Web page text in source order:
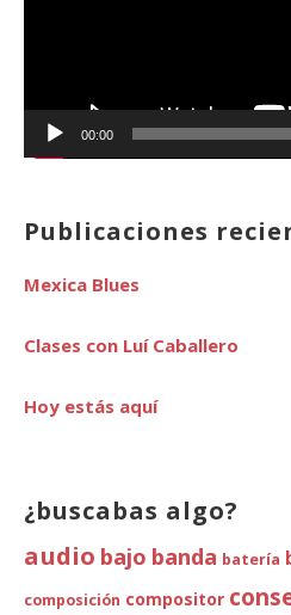
00:00
Publicaciones
Mexica Blues
Clases con Luí Caballero
Hoy estás aquí
¿buscabas algo?
audio bajo banda batería
composición compositor